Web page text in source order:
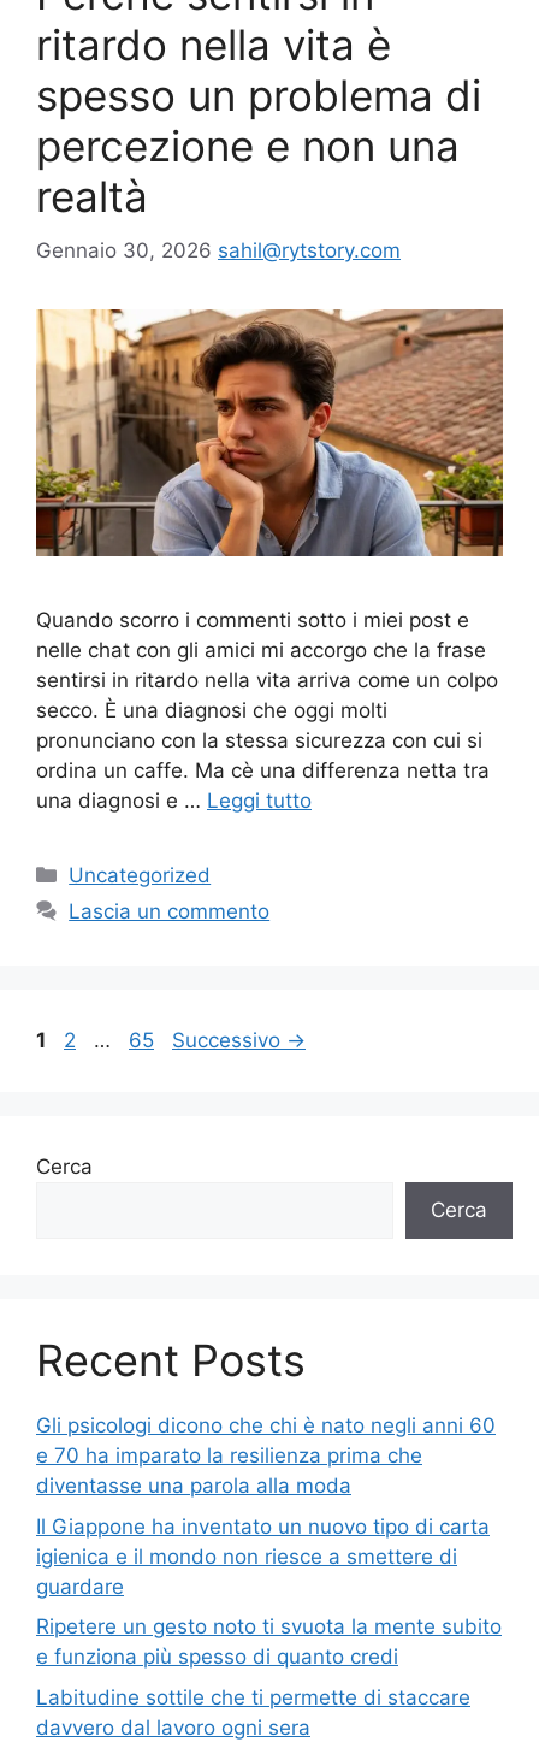
ritardo nella vita è
spesso un problema di
percezione e non una
realtà
Gennaio 30, 2026 sahil@rytstory.com
Quando scorro i commenti sotto i miei post e
nelle chat con gli amici mi accorgo che la frase
sentirsi in ritardo nella vita arriva come un colpo
secco. È una diagnosi che oggi molti
pronunciano con la stessa sicurezza con cui si
ordina un caffe. Ma cè una differenza netta tra
una diagnosi e … Leggi tutto
Categorie
Uncategorized
Lascia un commento
Pagina
1 Pagina
2 … Pagina
65 Successivo →
Cerca
Cerca
Recent Posts
Gli psicologi dicono che chi è nato negli anni 60
e 70 ha imparato la resilienza prima che
diventasse una parola alla moda
Il Giappone ha inventato un nuovo tipo di carta
igienica e il mondo non riesce a smettere di
guardare
Ripetere un gesto noto ti svuota la mente subito
e funziona più spesso di quanto credi
Labitudine sottile che ti permette di staccare
davvero dal lavoro ogni sera